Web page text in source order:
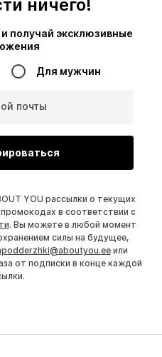
ничего!
получай эксклюзивные
Для мужчин
почты
YOU рассылки о текущих
в соответствии с
. Вы можете в любой момент
силы на будущее,
или
от подписки в конце каждой